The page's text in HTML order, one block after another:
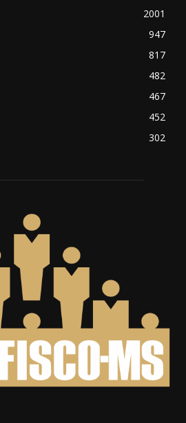
2001
947
817
482
467
452
302